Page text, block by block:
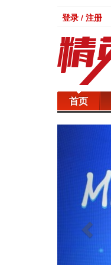
登录 / 注册
首页